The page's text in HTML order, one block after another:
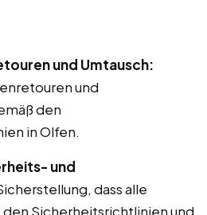
und Umtausch:
und
den
in Olfen.
und
dass alle
Sicherheitsrichtlinien und